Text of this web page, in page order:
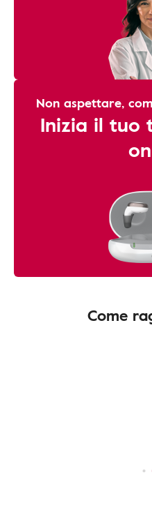
Non aspettare,
Inizia il tuo
Come